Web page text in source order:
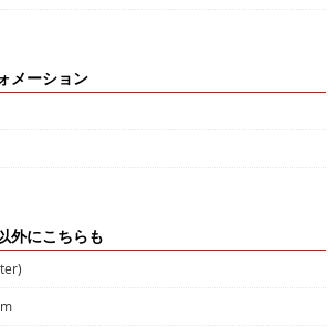
メーション
外にこちらも